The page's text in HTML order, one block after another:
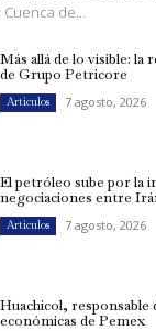
de...
Más allá de lo visible:
de Grupo Petricore
Artículos 7 agosto, 2026
El petróleo sube por la
negociaciones entre
Artículos 7 agosto, 2026
Huachicol, responsable
económicas de Pemex